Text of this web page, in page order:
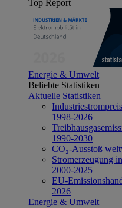
Top Report
Energie & Umwelt
Beliebte Statistiken
Aktuelle Statistiken
1998-2026
1990-2030
CO₂-Ausstoß
Stromerzeugung
2000-2025
EU-
2026
Energie & Umwelt